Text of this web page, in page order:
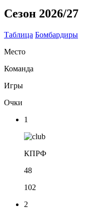
Сезон 2026/27
Таблица Бомбардиры
Место
Команда
Игры
Очки
1
КПРФ
48
102
2